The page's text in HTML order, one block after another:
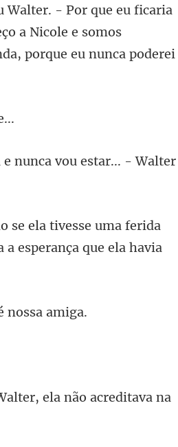
a Nicole e somos
nunca vou estar
vesse uma ferida
ela